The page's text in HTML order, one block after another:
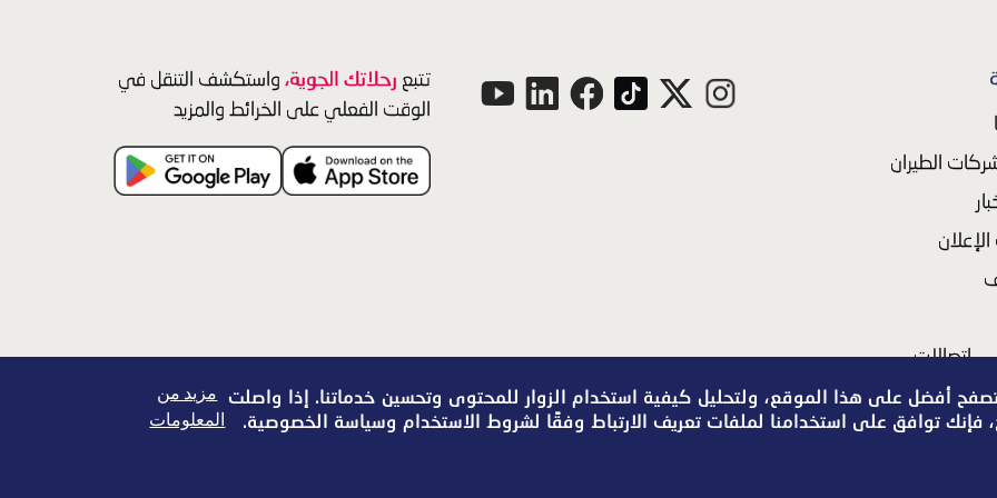
الطيران
تتبع رحلاتك الجوية، واستكشف التنقل في
الوقت الفعلي على الخرائط والمزيد
اتصالات
أفضل على هذا الموقع، ولتحليل كيفية استخدام الزوار للمحتوى وتحسين خدماتنا. إذا واصلت
فإنك توافق على استخدامنا لملفات تعريف الارتباط وفقًا لشروط الاستخدام وسياسة الخصوصية.
مزيد من
المعلومات